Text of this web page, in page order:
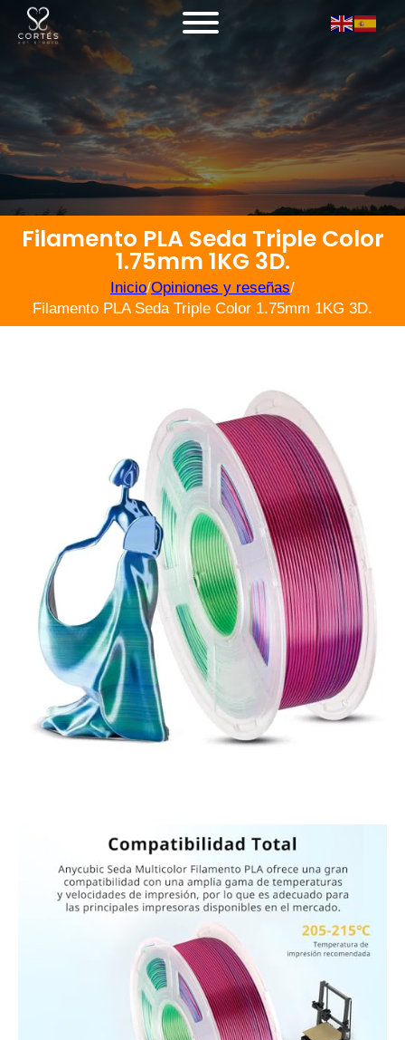
Filamento PLA Seda Triple Color
1.75mm 1KG 3D.
Inicio/Opiniones y reseñas/
Filamento PLA Seda Triple Color 1.75mm 1KG 3D.